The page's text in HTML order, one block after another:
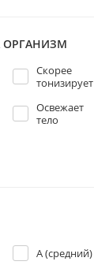
ОРГАНИЗМ
Скорее
тонизирует
Освежает
тело
А (средний)